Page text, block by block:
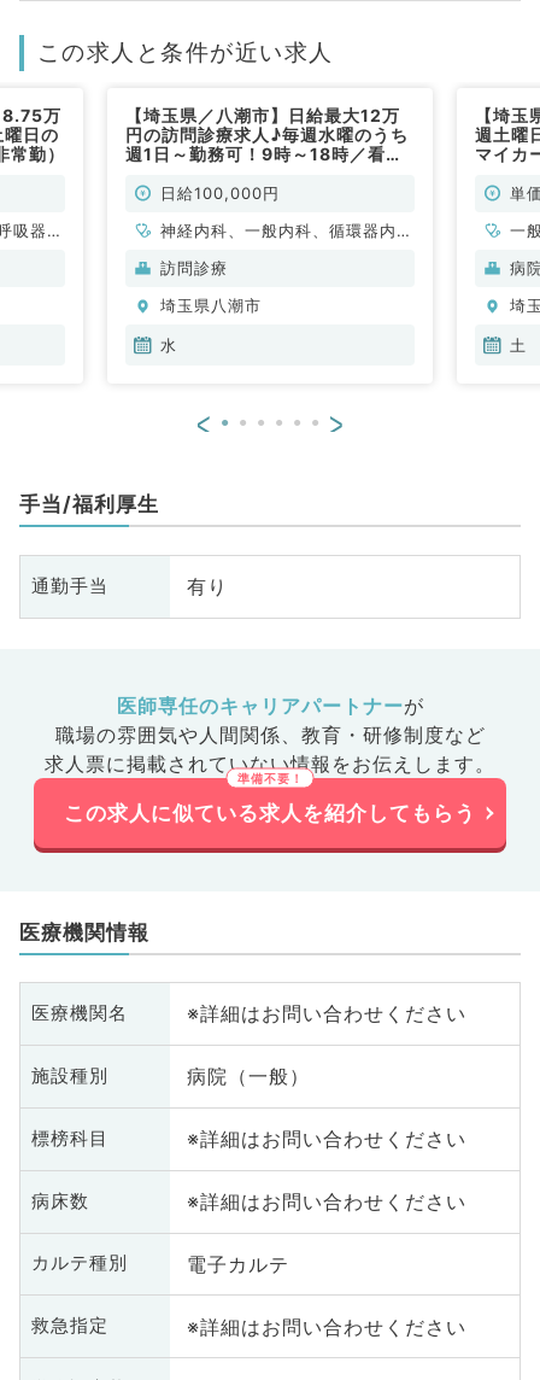
この求人と条件が近い求人
万
日の
勤）
吸器内
【埼玉県／八潮市】日給最大12万
円の訪問診療求人♪毎週水曜のうち
週1日～勤務可！9時～18時／看護
非常勤）
日給100,000円
神経内科、一般内科、循環器内
科、呼吸器内科、消化器内科、内
内科、血液内科、外科系全般、一
般外科、膠原病科
訪問診療
埼玉県八潮市
水
【埼
週土曜
マイカ
単
一
病
埼
土
< >
手当/福利厚生
通勤手当 有り
医師専任のキャリアパートナーが
職場の雰囲気や人間関係、 教育・研修制度など
求人票に掲載されていない情報をお伝えします。
この求人に似ている求人を紹介してもらう
医療機関情報
医療機関名 ※詳細はお問い合わせください
施設種別 病院（一般）
標榜科目 ※詳細はお問い合わせください
病床数 ※詳細はお問い合わせください
カルテ種別 電子カルテ
救急指定 ※詳細はお問い合わせください